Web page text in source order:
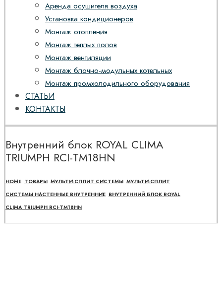
Аренда осушителя воздуха
Установка кондиционеров
Монтаж отопления
Монтаж теплых полов
Монтаж вентиляции
Монтаж блочно-модульных котельных
Монтаж промхолодильного оборудования
СТАТЬИ
КОНТАКТЫ
Внутренний блок ROYAL CLIMA
TRIUMPH RCI-TM18HN
HOME ТОВАРЫ МУЛЬТИ-СПЛИТ СИСТЕМЫ МУЛЬТИ-СПЛИТ
СИСТЕМЫ НАСТЕННЫЕ ВНУТРЕННИЕ ВНУТРЕННИЙ БЛОК ROYAL
CLIMA TRIUMPH RCI-TM18HN